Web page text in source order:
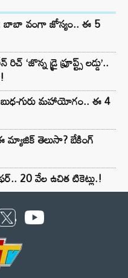
బాబా వంగా జోస్యం.. ఈ 5
‘జొన్న డ్రై ఫ్రూప్ట్స్ లడ్డు’..
బుధ-గురు మహాయోగం.. ఈ 4
మ్యాజిక్ తెలుసా? బేకింగ్
20 వేల ఉచిత టికెట్లు.!